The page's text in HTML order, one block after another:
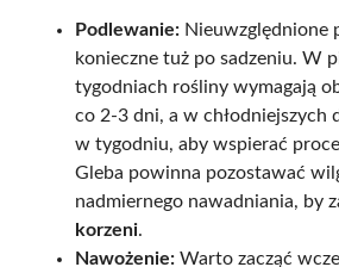
Podlewanie: Nieuwzględnione
konieczne tuż po sadzeniu. W
tygodniach rośliny wymagają
co 2-3 dni, a w chłodniejszych
w tygodniu, aby wspierać
Gleba powinna pozostawać
nadmiernego nawadniania, by
korzeni.
Nawożenie: Warto zacząć